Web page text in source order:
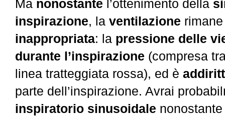
Ma nonostante l’ottenimento della
inspirazione, la ventilazione
inappropriata: la pressione delle
durante l’inspirazione (compresa
linea tratteggiata rossa), ed è
parte dell’inspirazione. Avrai
inspiratorio sinusoidale